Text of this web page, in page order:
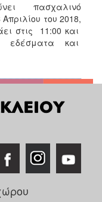
πασχαλινό
του 2018,
στις 11:00 και
εδέσματα και